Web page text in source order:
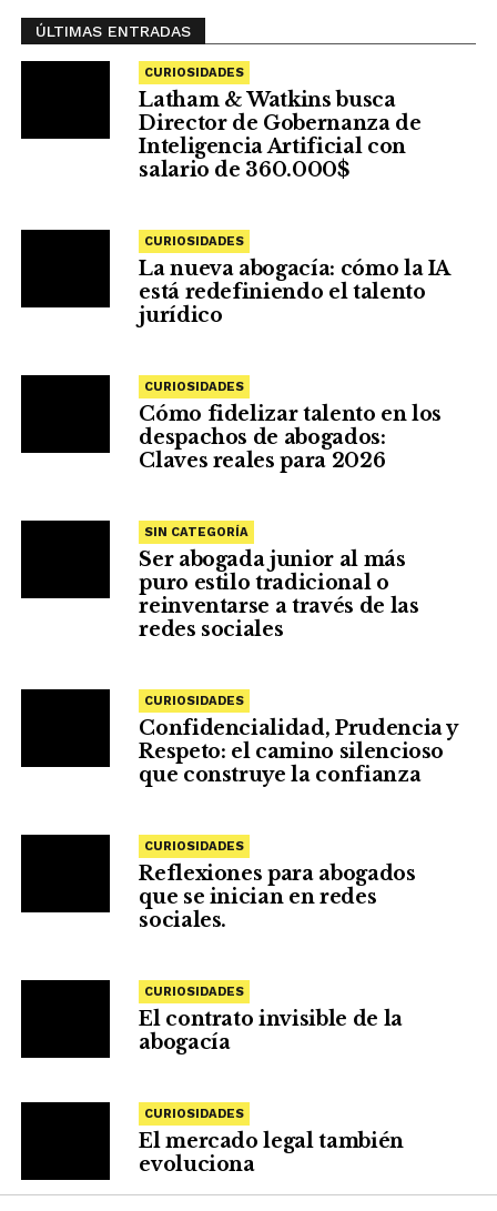
ÚLTIMAS ENTRADAS
CURIOSIDADES
Latham & Watkins busca
Director de Gobernanza de
Inteligencia Artificial con
salario de 360.000$
CURIOSIDADES
La nueva abogacía: cómo la IA
está redefiniendo el talento
jurídico
CURIOSIDADES
Cómo fidelizar talento en los
despachos de abogados:
Claves reales para 2026
SIN CATEGORÍA
Ser abogada junior al más
puro estilo tradicional o
reinventarse a través de las
redes sociales
CURIOSIDADES
Confidencialidad, Prudencia y
Respeto: el camino silencioso
que construye la confianza
CURIOSIDADES
Reflexiones para abogados
que se inician en redes
sociales.
CURIOSIDADES
El contrato invisible de la
abogacía
CURIOSIDADES
El mercado legal también
evoluciona